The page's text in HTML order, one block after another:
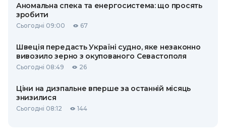
Аномальна спека та енергосистема: що просять
зробити
Сьогодні 09:00 67
Швеція передасть Україні судно, яке незаконно
вивозило зерно з окупованого Севастополя
Сьогодні 08:49 26
Ціни на дизпальне вперше за останній місяць
знизилися
Сьогодні 08:12 144